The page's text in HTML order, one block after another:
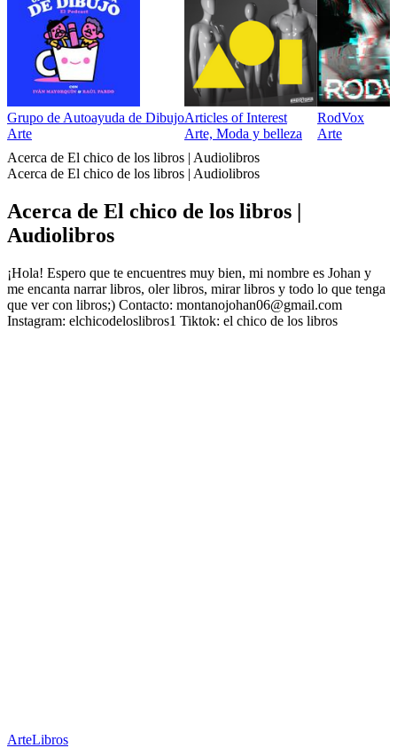
Grupo de Autoayuda de Dibujo
Arte
Articles of Interest
Arte, Moda y belleza
RodVox
Arte
Acerca de El chico de los libros | Audiolibros
Acerca de El chico de los libros | Audiolibros
Acerca de El chico de los libros |
Audiolibros
¡Hola! Espero que te encuentres muy bien, mi nombre es Johan y
me encanta narrar libros, oler libros, mirar libros y todo lo que tenga
que ver con libros;) Contacto: montanojohan06@gmail.com
Instagram: elchicodeloslibros1 Tiktok: el chico de los libros
ArteLibros